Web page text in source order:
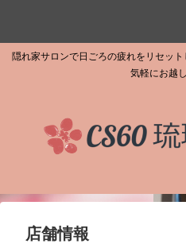
隠れ家サロンで日ごろの疲れをリセッ
気軽にお越
店舗情報